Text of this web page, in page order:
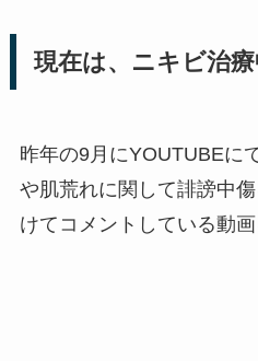
現在は、ニキビ治
昨年の9月にYOUTUBEに
や肌荒れに関して誹謗中
けてコメントしている動画